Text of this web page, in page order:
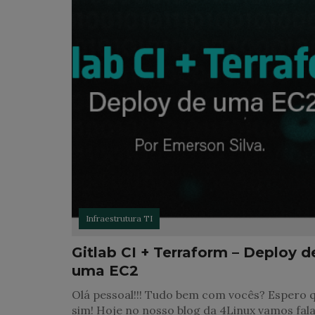
Infraestrutura TI
Gitlab CI + Terraform – Deploy
uma EC2
Olá pessoal!!! Tudo bem com vocês? Espero
sim! Hoje no nosso blog da 4Linux vamos